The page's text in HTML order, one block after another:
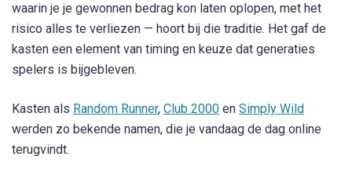
waarin je je gewonnen bedrag kon laten oplopen, met het
risico alles te verliezen — hoort bij die traditie. Het gaf de
kasten een element van timing en keuze dat generaties
spelers is bijgebleven.
Kasten als Random Runner, Club 2000 en Simply Wild
werden zo bekende namen, die je vandaag de dag online
terugvindt.